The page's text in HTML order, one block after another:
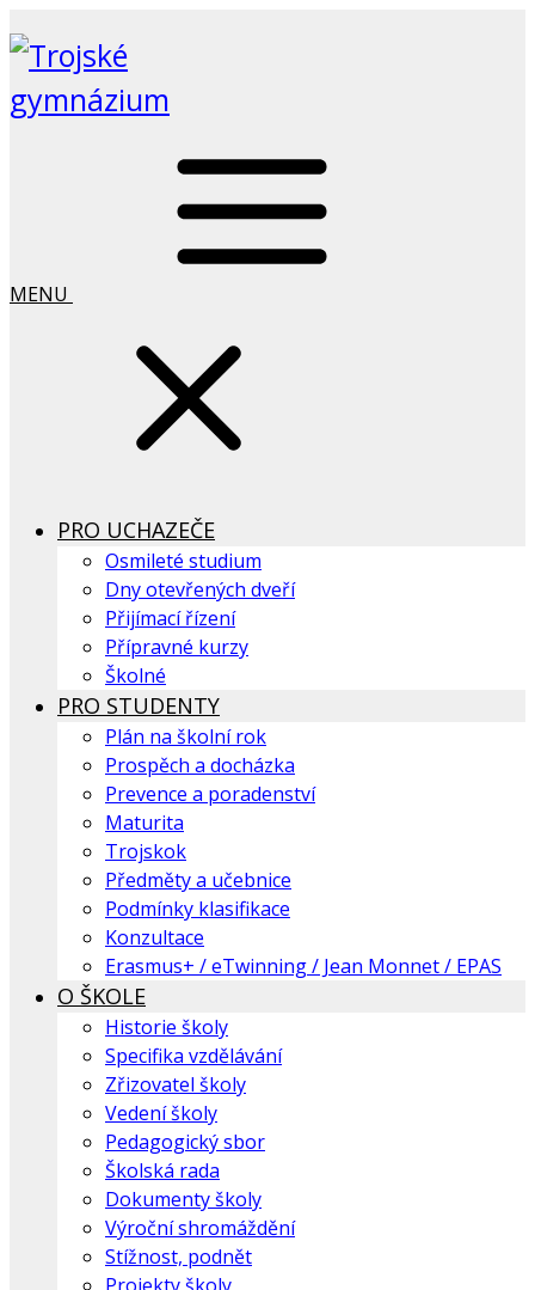
MENU
PRO UCHAZEČE
Osmileté studium
Dny otevřených dveří
Přijímací řízení
Přípravné kurzy
Školné
PRO STUDENTY
Plán na školní rok
Prospěch a docházka
Prevence a poradenství
Maturita
Trojskok
Předměty a učebnice
Podmínky klasifikace
Konzultace
Erasmus+ / eTwinning / Jean Monnet / EPAS
O ŠKOLE
Historie školy
Specifika vzdělávání
Zřizovatel školy
Vedení školy
Pedagogický sbor
Školská rada
Dokumenty školy
Výroční shromáždění
Stížnost, podnět